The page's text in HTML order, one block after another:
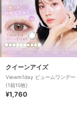
クイーンアイズ
Viewm1day ビュームワンデー
(1箱10枚)
¥1,760